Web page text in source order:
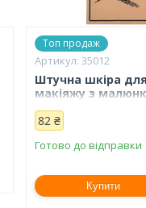
Топ продаж
35012
Штучна шкіра
макіяжу з
82 ₴
Готово до відправки
Купити